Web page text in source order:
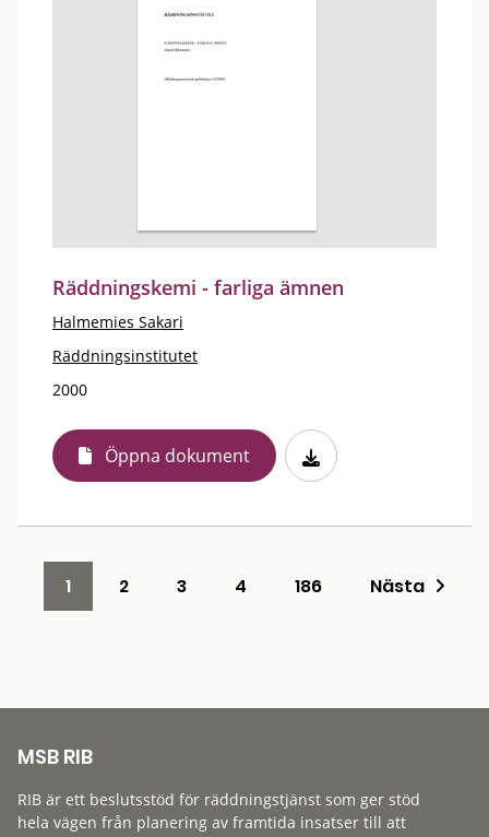
Räddningskemi - farliga ämnen
Halmemies Sakari
Räddningsinstitutet
2000
Öppna dokument
1 2 3 4 186 Nästa
MSB RIB
RIB är ett beslutsstöd för räddningstjänst som ger stöd
hela vägen från planering av framtida insatser till att